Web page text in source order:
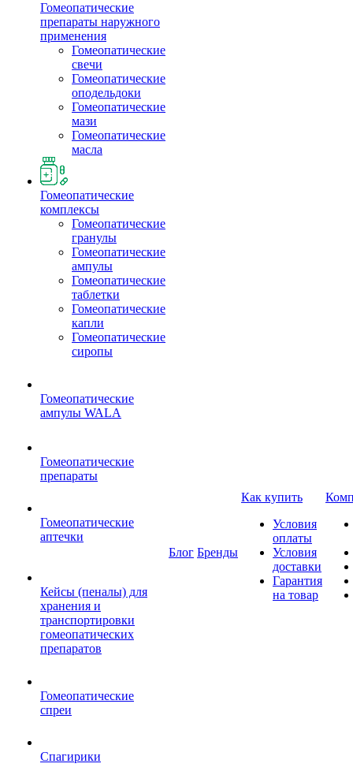
Гомеопатические
препараты наружного
применения
Гомеопатические
свечи
Гомеопатические
оподельдоки
Гомеопатические
мази
Гомеопатические
масла
Гомеопатические
комплексы
Гомеопатические
гранулы
Гомеопатические
ампулы
Гомеопатические
таблетки
Гомеопатические
капли
Гомеопатические
сиропы
Гомеопатические
ампулы WALA
Гомеопатические
препараты
Гомеопатические
аптечки
Кейсы (пеналы) для
хранения и
транспортировки
гомеопатических
препаратов
Гомеопатические
спреи
Спагирики
Блог Бренды
Как купить
Условия
оплаты
Условия
доставки
Гарантия
на товар